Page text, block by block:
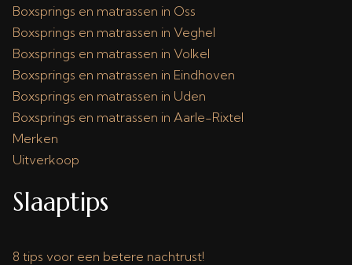
Boxsprings en matrassen in Oss
Boxsprings en matrassen in Veghel
Boxsprings en matrassen in Volkel
Boxsprings en matrassen in Eindhoven
Boxsprings en matrassen in Uden
Boxsprings en matrassen in Aarle-Rixtel
Merken
Uitverkoop
Slaaptips
8 tips voor een betere nachtrust!